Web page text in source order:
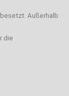
Außerhalb
die